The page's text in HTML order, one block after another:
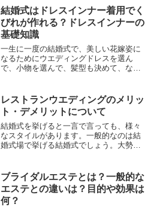
結婚式はドレスインナー着用でく
びれが作れる？ドレスインナーの
基礎知識
一生に一度の結婚式で、美しい花嫁姿に
なるためにウエディングドレスを選ん
で、小物を選んで、髪型も決めて、など
露するために、必死にダイエットを行な
っている方も多いと思います...
レストランウエディングのメリッ
ト・デメリットについて
結婚式を挙げると一言で言っても、様々
なスタイルがあります。一般的なのは結
婚式場で挙げる結婚式でしょう。大勢の
す。その他にも、珍しいスタイルでは、
船上ウエディングなどもありま...
ブライダルエステとは？一般的な
エステとの違いは？目的や効果は
何？